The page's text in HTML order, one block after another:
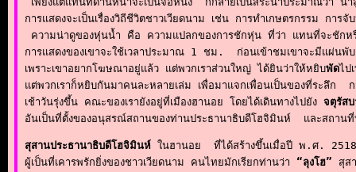
การแสดงจะเป็นเรื่องวิถีชีวิตชาวเวียดนาม เช่น การทำเกษตรกรรม กา
ความน่าดูของหุ่นน้ำ คือ ความแปลกของการชักหุ่น ที่ว่า แทนที่จะชักห
การแสดงของเขาจะใช้เวลาประมาณ 1 ชม.  ก่อนเข้าชมเขาจะมีแผ่
เพราะเขาอยากโฆษณาอยู่แล้ว แต่พวกเราส่วนใหญ่ ได้ยินว่าให้หยิบพัดไป
แต่พวกเราก็หยิบกันมาคนละหลายเล่ม เพื่อมาแจกเพื่อนเป็นของที่ระลึ
เช้าวันรุ่งขึ้น คณะของเรายังอยู่ที่เมืองฮานอย โดยได้เดินทางไปยัง จตุรัส
อันเป็นที่ตั้งของอนุสรณ์สถานของท่านประธานาธิบดีโฮจิมินห์  และสถาน
สุสานประธานาธิบดีโฮจิมินห์ ในฮานอย  ที่ได้สร้างขึ้นเมื่อปี พ.ศ. 2518
ผู้เป็นที่เคารพรักยิ่งของชาวเวียดนาม คนไทยมักเรียกท่านว่า “ลุงโฮ” สุส